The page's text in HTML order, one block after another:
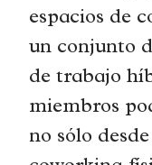
espacios de
un conjunto
de trabajo
miembros
no sólo